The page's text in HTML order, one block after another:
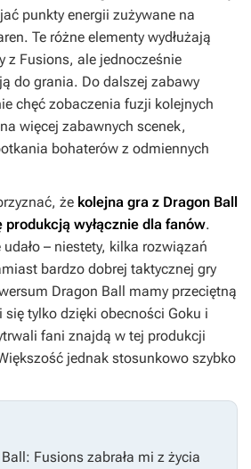
punkty energii zużywane na
Te różne elementy wydłużają
z Fusions, ale jednocześnie
do grania. Do dalszej zabawy
chęć zobaczenia fuzji kolejnych
więcej zabawnych scenek,
bohaterów z odmiennych
że kolejna gra z Dragon Ball
wyłącznie dla fanów.
– niestety, kilka rozwiązań
bardzo dobrej taktycznej gry
Dragon Ball mamy przeciętną
tylko dzięki obecności Goku i
fani znajdą w tej produkcji
jednak stosunkowo szybko
Fusions zabrała mi z życia